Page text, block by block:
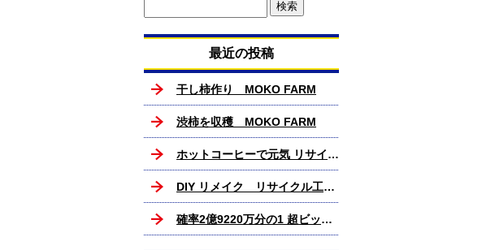
最近の投稿
干し柿作り MOKO FARM
渋柿を収穫 MOKO FARM
ホットコーヒーで元気 リサイクル工房MOKO
DIY リメイク リサイクル工房MOKO
確率2億9220万分の1 超ビックリ